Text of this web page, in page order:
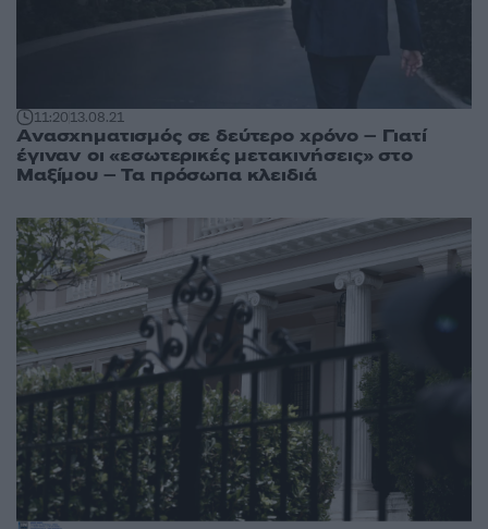
11:2013.08.21
Ανασχηματισμός σε δεύτερο χρόνο – Γιατί
έγιναν οι «εσωτερικές μετακινήσεις» στο
Μαξίμου – Τα πρόσωπα κλειδιά